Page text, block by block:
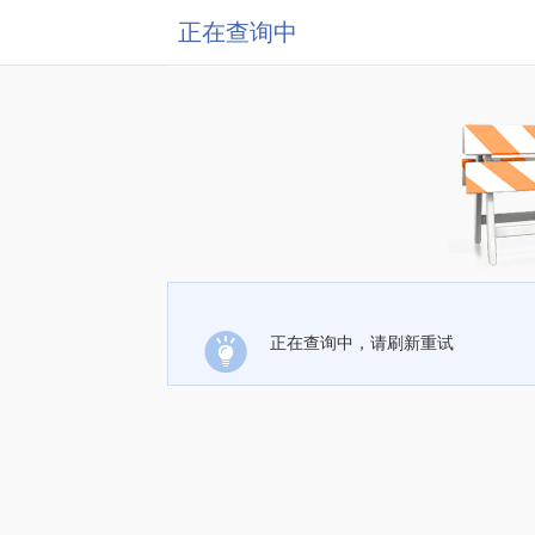
正在查询中
正在查询中，请刷新重试